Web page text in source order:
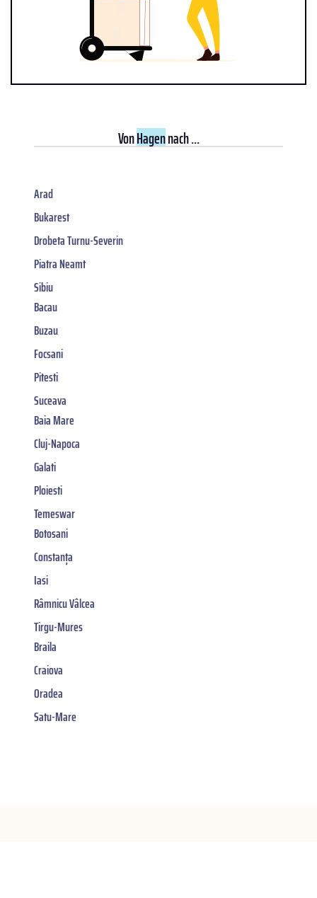
VonHagennach ...
Arad
Bukarest
Drobeta Turnu-Severin
Piatra Neamt
Sibiu
Bacau
Buzau
Focsani
Pitesti
Suceava
Baia Mare
Cluj-Napoca
Galati
Ploiesti
Temeswar
Botosani
Constanța
Iasi
Râmnicu Vâlcea
Tirgu-Mures
Braila
Craiova
Oradea
Satu-Mare